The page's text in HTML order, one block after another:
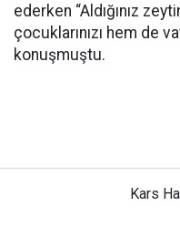
ederken “Aldığınız
çocuklarınızı hem de
konuşmuştu.
Kars